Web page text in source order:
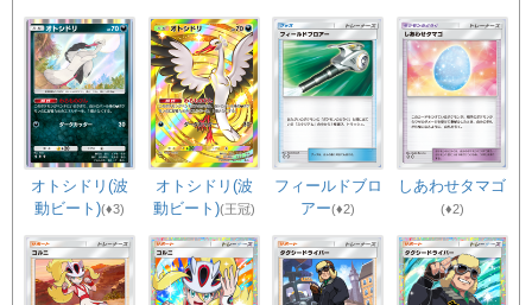
オトシドリ(波
動ビート)(♦3)
オトシドリ(波
動ビート)(王冠)
フィールドブロ
アー(♦2)
しあわせタマゴ
(♦2)